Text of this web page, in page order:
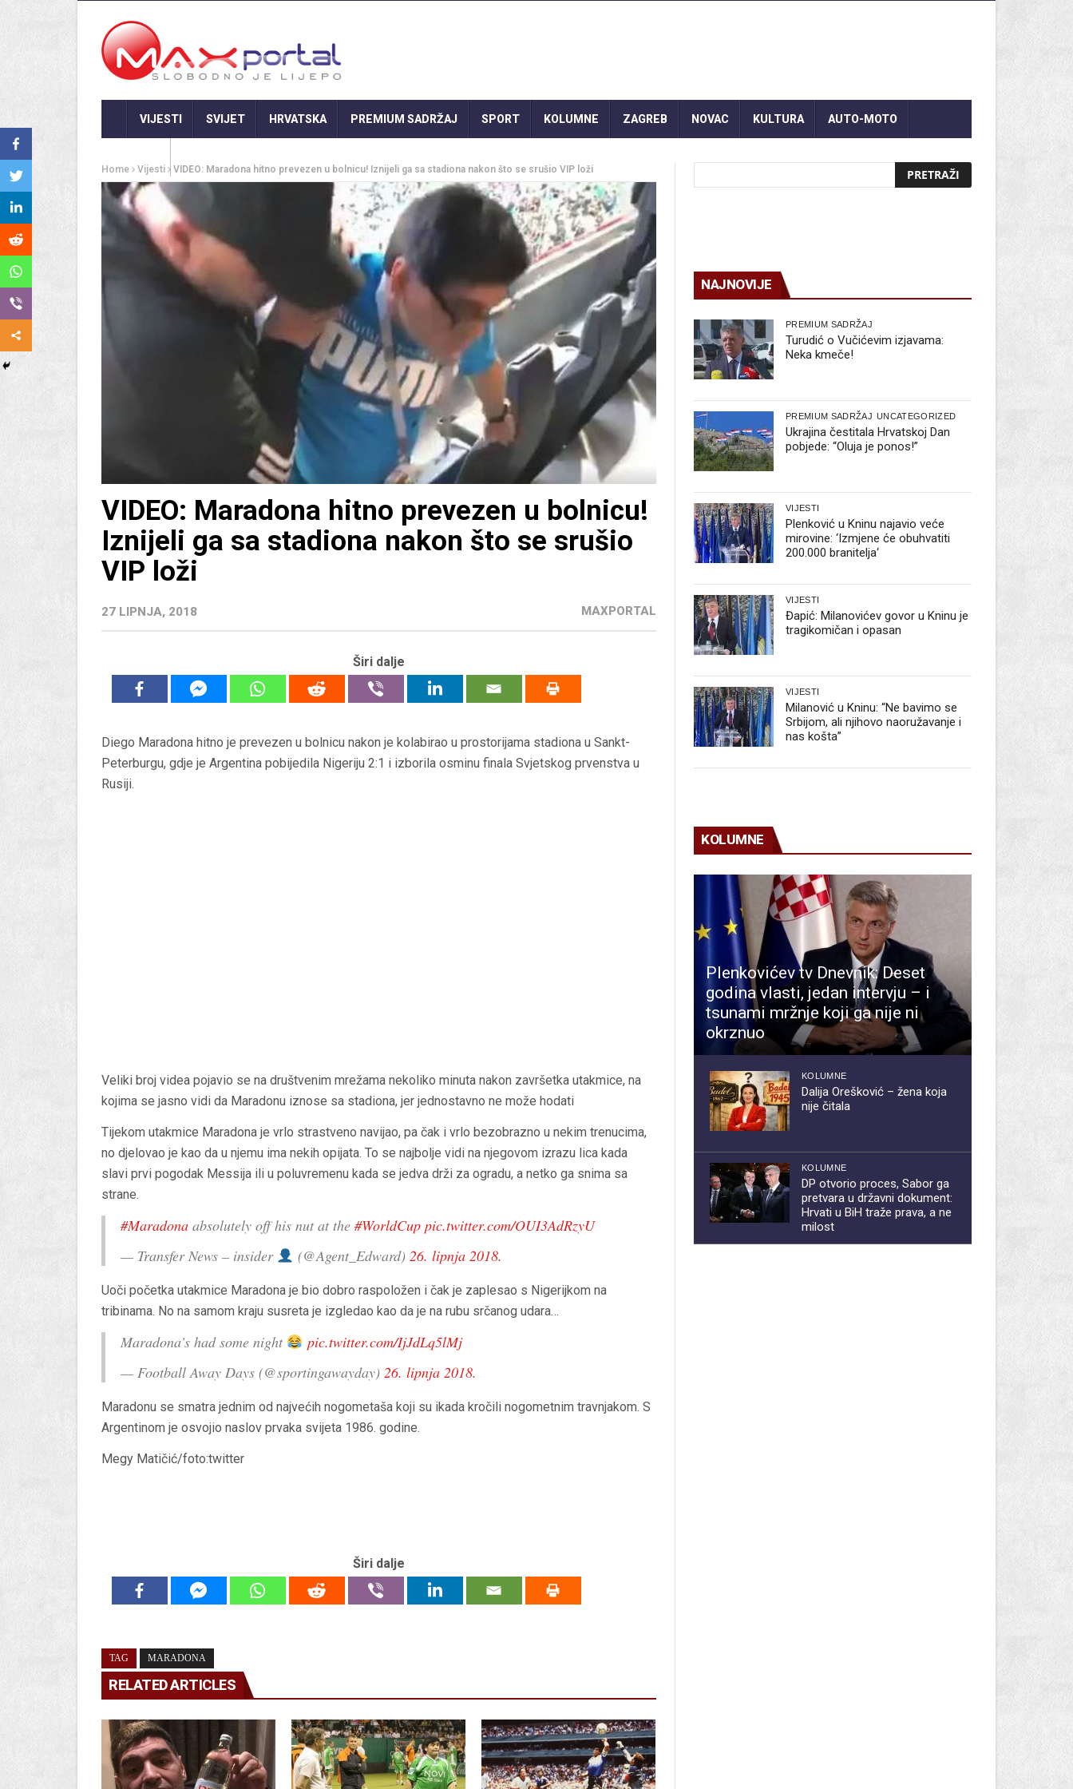
VIJESTI SVIJET HRVATSKA PREMIUM SADRŽAJ SPORT KOLUMNE ZAGREB NOVAC KULTURA AUTO-MOTO
Home Vijesti VIDEO: Maradona hitno prevezen u bolnicu! Iznijeli ga sa stadiona nakon što se srušio VIP loži
VIDEO: Maradona hitno prevezen u bolnicu!
Iznijeli ga sa stadiona nakon što se srušio
VIP loži
27 LIPNJA, 2018 MAXPORTAL
Širi dalje
Diego Maradona hitno je prevezen u bolnicu nakon je kolabirao u prostorijama stadiona u Sankt-
Peterburgu, gdje je Argentina pobijedila Nigeriju 2:1 i izborila osminu finala Svjetskog prvenstva u
Rusiji.
Veliki broj videa pojavio se na društvenim mrežama nekoliko minuta nakon završetka utakmice, na
kojima se jasno vidi da Maradonu iznose sa stadiona, jer jednostavno ne može hodati
Tijekom utakmice Maradona je vrlo strastveno navijao, pa čak i vrlo bezobrazno u nekim trenucima,
no djelovao je kao da u njemu ima nekih opijata. To se najbolje vidi na njegovom izrazu lica kada
slavi prvi pogodak Messija ili u poluvremenu kada se jedva drži za ogradu, a netko ga snima sa
strane.
#Maradona absolutely off his nut at the #WorldCup pic.twitter.com/OUI3AdRzyU
— Transfer News – insider
(@Agent_Edward) 26. lipnja 2018.
Uoči početka utakmice Maradona je bio dobro raspoložen i čak je zaplesao s Nigerijkom na
tribinama. No na samom kraju susreta je izgledao kao da je na rubu srčanog udara…
Maradona’s had some night
pic.twitter.com/IjJdLq5lMj
— Football Away Days (@sportingawayday) 26. lipnja 2018.
Maradonu se smatra jednim od najvećih nogometaša koji su ikada kročili nogometnim travnjakom. S
Argentinom je osvojio naslov prvaka svijeta 1986. godine.
Megy Matičić/foto:twitter
Širi dalje
TAG MARADONA
RELATED ARTICLES
NAJNOVIJE
PREMIUM SADRŽAJ
Turudić o Vučićevim izjavama:
Neka kmeče!
PREMIUM SADRŽAJ UNCATEGORIZED
Ukrajina čestitala Hrvatskoj Dan
pobjede: “Oluja je ponos!”
VIJESTI
Plenković u Kninu najavio veće
mirovine: ‘Izmjene će obuhvatiti
200.000 branitelja‘
VIJESTI
Đapić: Milanovićev govor u Kninu je
tragikomičan i opasan
VIJESTI
Milanović u Kninu: “Ne bavimo se
Srbijom, ali njihovo naoružavanje i
nas košta”
KOLUMNE
Plenkovićev tv Dnevnik: Deset
godina vlasti, jedan intervju – i
tsunami mržnje koji ga nije ni
okrznuo
KOLUMNE
Dalija Orešković – žena koja
nije čitala
KOLUMNE
DP otvorio proces, Sabor ga
pretvara u državni dokument:
Hrvati u BiH traže prava, a ne
milost